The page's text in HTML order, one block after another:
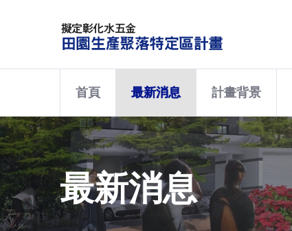
首頁 最新消息 計畫背景
最新消息